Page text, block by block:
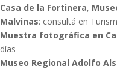
Casa de la Fortinera,
Malvinas: consultá en
Muestra fotográfica en
días
Museo Regional Adolfo